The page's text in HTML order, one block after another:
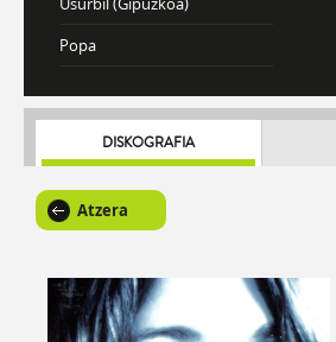
Popa
DISKOGRAFIA
Atzera